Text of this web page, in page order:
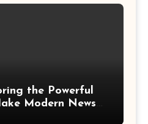
the Powerful
Modern News